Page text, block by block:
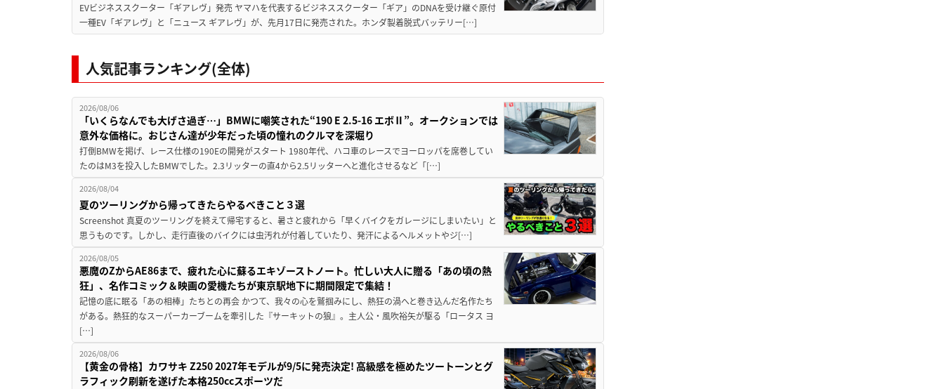
EVビジネススクーター「ギアレヴ」発売 ヤマハを代表するビジネススクーター「ギア」のDNAを受け継ぐ原付
一種EV「ギアレヴ」と「ニュース ギアレヴ」が、先月17日に発売された。ホンダ製着脱式バッテリー[…]
人気記事ランキング(全体)
2026/08/06
「いくらなんでも大げさ過ぎ…」BMWに嘲笑された“190 E 2.5-16 エボⅡ”。オークションでは
意外な価格に。おじさん達が少年だった頃の憧れのクルマを深堀り
打倒BMWを掲げ、レース仕様の190Eの開発がスタート 1980年代、ハコ車のレースでヨーロッパを席巻してい
たのはM3を投入したBMWでした。2.3リッターの直4から2.5リッターへと進化させるなど「[…]
2026/08/04
夏のツーリングから帰ってきたらやるべきこと３選
Screenshot 真夏のツーリングを終えて帰宅すると、暑さと疲れから「早くバイクをガレージにしまいたい」と
思うものです。しかし、走行直後のバイクには虫汚れが付着していたり、発汗によるヘルメットやジ[…]
2026/08/05
悪魔のZからAE86まで、疲れた心に蘇るエキゾーストノート。忙しい大人に贈る「あの頃の熱
狂」、名作コミック＆映画の愛機たちが東京駅地下に期間限定で集結！
記憶の底に眠る「あの相棒」たちとの再会 かつて、我々の心を鷲掴みにし、熱狂の渦へと巻き込んだ名作たち
がある。熱狂的なスーパーカーブームを牽引した『サーキットの狼』。主人公・風吹裕矢が駆る「ロータス ヨ
[…]
2026/08/06
【黄金の骨格】カワサキ Z250 2027年モデルが9/5に発売決定! 高級感を極めたツートーンとグ
ラフィック刷新を遂げた本格250ccスポーツだ